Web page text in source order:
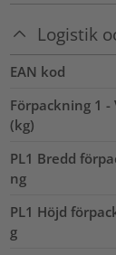
Logistik
EAN kod
Förpackning 1 -
(kg)
PL1 Bredd
ng
PL1 Höjd
g